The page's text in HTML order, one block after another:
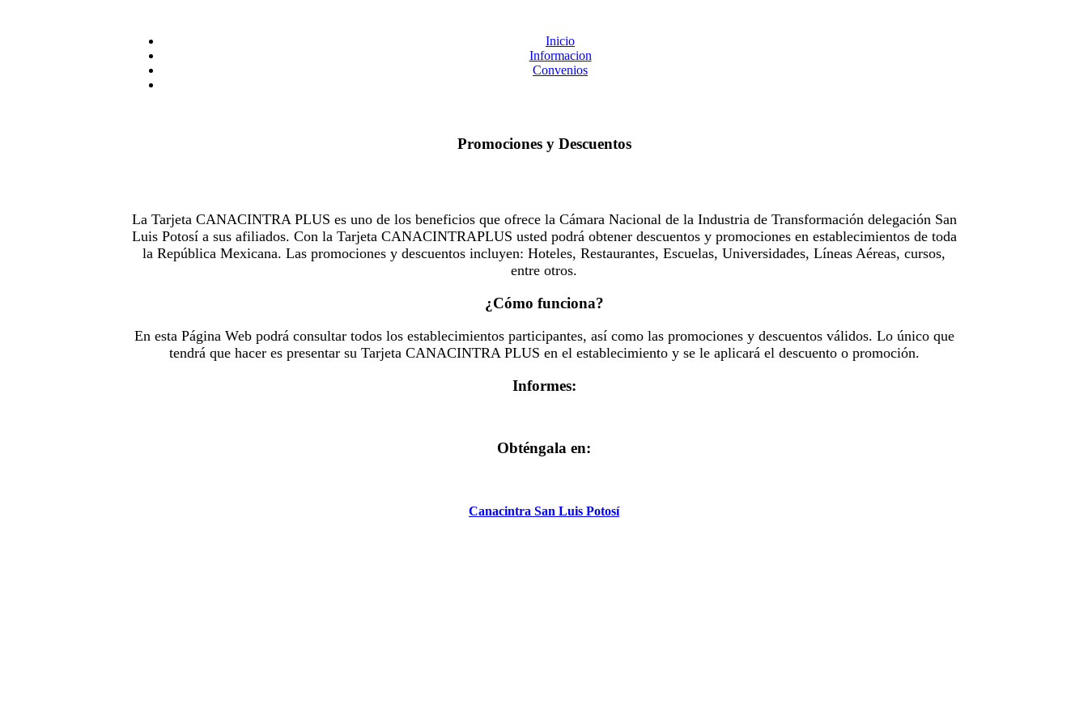
Inicio
Informacion
Convenios
Promociones y Descuentos
La Tarjeta CANACINTRA PLUS es uno de los beneficios que ofrece la Cámara Nacional de la Industria de Transformación delegación San
Luis Potosí a sus afiliados. Con la Tarjeta CANACINTRAPLUS usted podrá obtener descuentos y promociones en establecimientos de toda
la República Mexicana. Las promociones y descuentos incluyen: Hoteles, Restaurantes, Escuelas, Universidades, Líneas Aéreas, cursos,
entre otros.
¿Cómo funciona?
En esta Página Web podrá consultar todos los establecimientos participantes, así como las promociones y descuentos válidos. Lo único que
tendrá que hacer es presentar su Tarjeta CANACINTRA PLUS en el establecimiento y se le aplicará el descuento o promoción.
Informes:
Obténgala en:
Canacintra San Luis Potosí